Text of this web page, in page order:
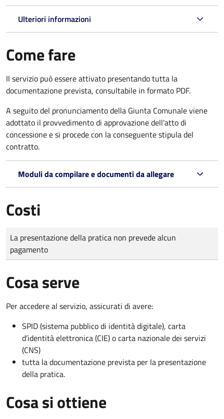
Ulteriori informazioni
Come fare
Il servizio può essere attivato presentando tutta la
documentazione prevista, consultabile in formato PDF.
A seguito del pronunciamento della Giunta Comunale viene
adottato il provvedimento di approvazione dell'atto di
concessione e si procede con la conseguente stipula del
contratto.
Moduli da compilare e documenti da allegare
Costi
Tipo di pagamento
Importo
La presentazione della pratica non prevede alcun
pagamento
Cosa serve
Per accedere al servizio, assicurati di avere:
SPID (sistema pubblico di identità digitale), carta
d’identità elettronica (CIE) o carta nazionale dei servizi
(CNS)
tutta la documentazione prevista per la presentazione
della pratica.
Cosa si ottiene